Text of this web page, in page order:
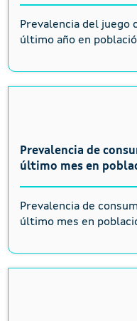
Prevalencia del juego
último año en
Prevalencia de
último mes en
Prevalencia de
último mes en